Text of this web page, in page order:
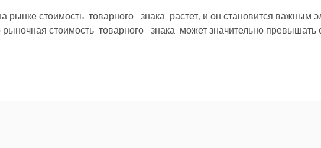
рынке стоимость товарного знака растет, и он становится важным
рыночная стоимость товарного знака может значительно